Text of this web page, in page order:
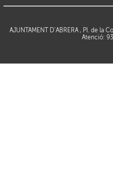
AJUNTAMENT D’ABRERA , Pl. de la
Atenció: